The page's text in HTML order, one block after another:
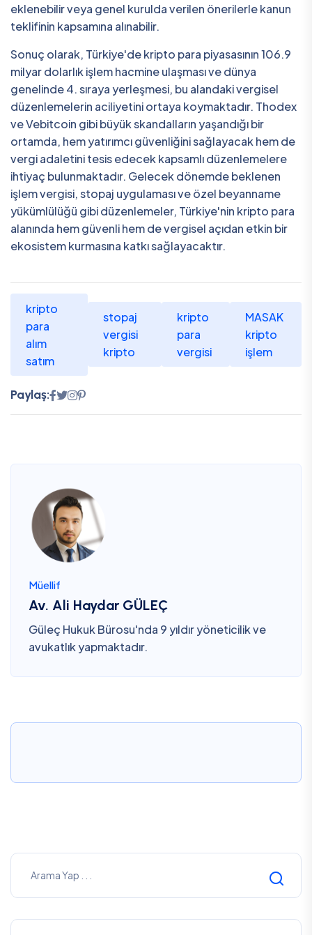
eklenebilir veya genel kurulda verilen önerilerle kanun
teklifinin kapsamına alınabilir.
Sonuç olarak, Türkiye'de kripto para piyasasının 106.9
milyar dolarlık işlem hacmine ulaşması ve dünya
genelinde 4. sıraya yerleşmesi, bu alandaki vergisel
düzenlemelerin aciliyetini ortaya koymaktadır. Thodex
ve Vebitcoin gibi büyük skandalların yaşandığı bir
ortamda, hem yatırımcı güvenliğini sağlayacak hem de
vergi adaletini tesis edecek kapsamlı düzenlemelere
ihtiyaç bulunmaktadır. Gelecek dönemde beklenen
işlem vergisi, stopaj uygulaması ve özel beyanname
yükümlülüğü gibi düzenlemeler, Türkiye'nin kripto para
alanında hem güvenli hem de vergisel açıdan etkin bir
ekosistem kurmasına katkı sağlayacaktır.
kripto
para
alım
satım
stopaj
vergisi
kripto
kripto
para
vergisi
MASAK
kripto
işlem
Paylaş:
Müellif
Av. Ali Haydar GÜLEÇ
Güleç Hukuk Bürosu'nda 9 yıldır yöneticilik ve
avukatlık yapmaktadır.